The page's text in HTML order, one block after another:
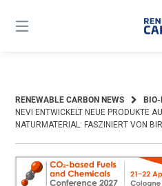
content
RENEWABLE CARBON NEWS
BIO-
NEVI ENTWICKELT NEUE PRODUKTE
NATURMATERIAL: FASZINIERT VON